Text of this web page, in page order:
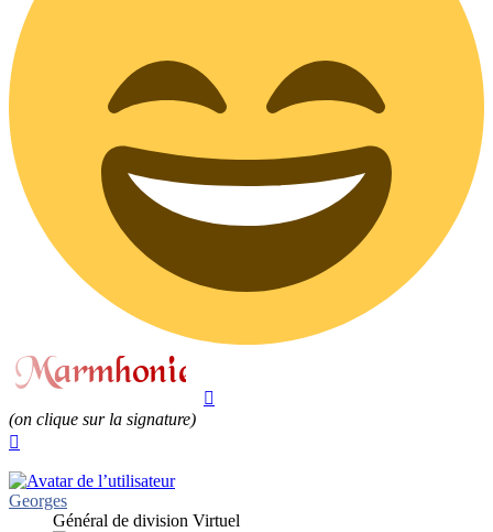
(on clique sur la signature)
Georges
Général de division Virtuel